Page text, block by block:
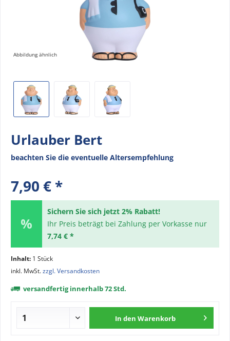
Abbildung ähnlich
Urlauber Bert
beachten Sie die eventuelle Altersempfehlung
7,90 € *
Sichern Sie sich jetzt 2% Rabatt!
Ihr Preis beträgt bei Zahlung per Vorkasse nur
7,74 € *
Inhalt: 1 Stück
inkl. MwSt.zzgl. Versandkosten
versandfertig innerhalb 72 Std.
In den Warenkorb